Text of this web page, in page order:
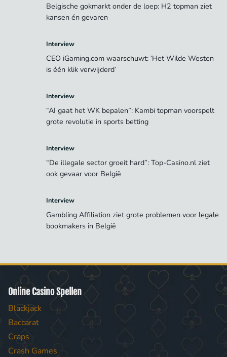
Belgische gokmarkt onder de loep: H2 topman ziet
kansen én gevaren
Interview
CEO iGaming.com waarschuwt: ‘Het Wilde Westen
is één klik verwijderd’
Interview
“AI gaat het WK bepalen”: Kambi topman voorspelt
grote revolutie in sports betting
Interview
“De illegale sector groeit hard”: Top-Casino.nl ziet
ook gevaar voor België
Interview
Gambling Affiliation ziet grote problemen voor legale
bookmakers in België
Online Casino Spellen
Blackjack
Baccarat
Craps
Crash Games